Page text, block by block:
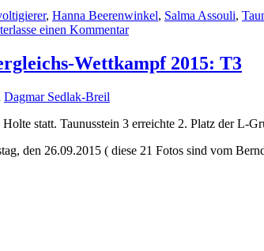
, Hanna Beerenwinkel, Salma Assouli,
einen Kommentar
Wettkampf 2015: T3
Dagmar Sedlak-Breil
statt. Taunusstein 3 erreichte 2. Platz der L-
den 26.09.2015 ( diese 21 Fotos sind vom